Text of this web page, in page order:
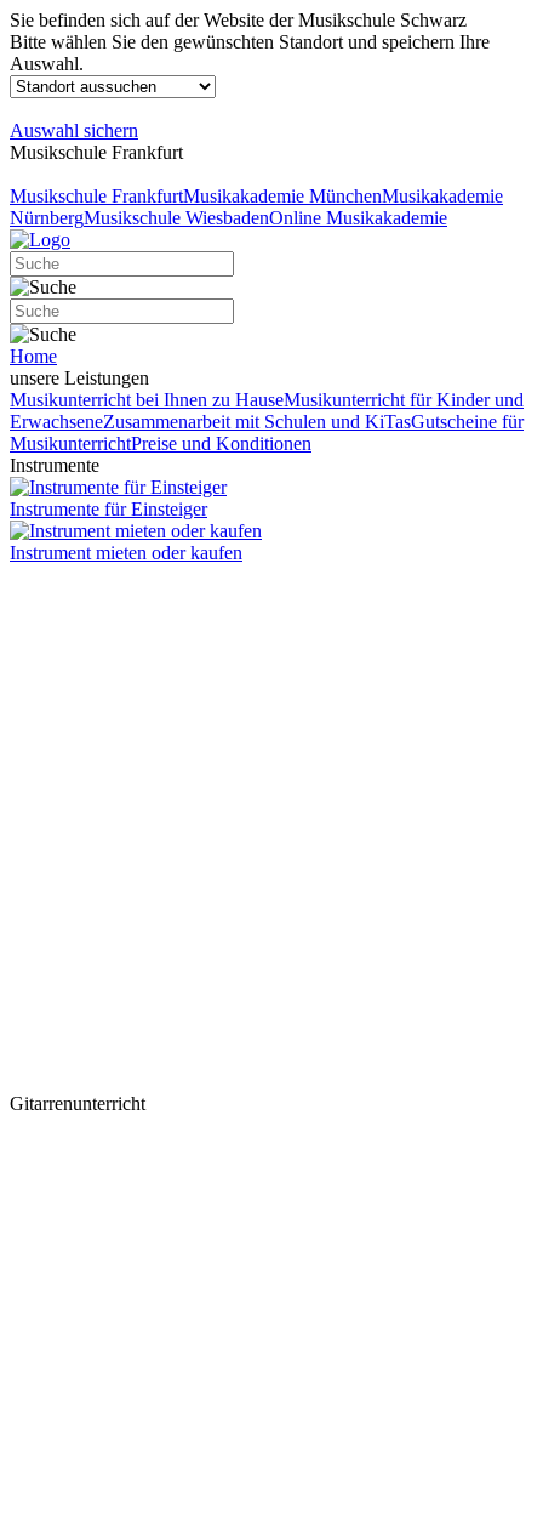
Sie befinden sich auf der Website der Musikschule Schwarz
Bitte wählen Sie den gewünschten Standort und speichern Ihre
Auswahl.
Auswahl sichern
Musikschule Frankfurt
Musikschule FrankfurtMusikakademie MünchenMusikakademie
NürnbergMusikschule WiesbadenOnline Musikakademie
Home
unsere Leistungen
Musikunterricht bei Ihnen zu HauseMusikunterricht für Kinder und
ErwachseneZusammenarbeit mit Schulen und KiTasGutscheine für
MusikunterrichtPreise und Konditionen
Instrumente
Instrumente für Einsteiger
Instrument mieten oder kaufen
Gitarrenunterricht